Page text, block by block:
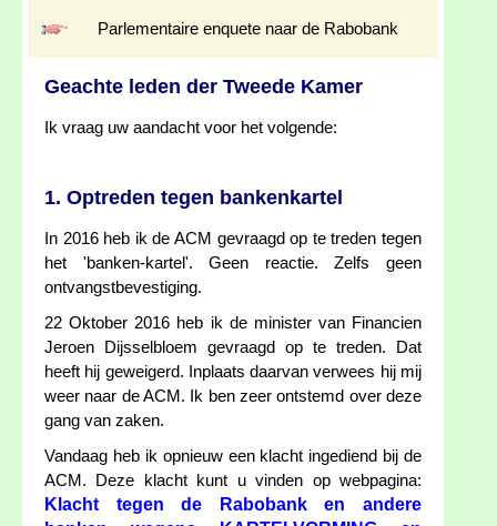
Parlementaire enquete naar de Rabobank
Geachte leden der Tweede Kamer
Ik vraag uw aandacht voor het volgende:
1. Optreden tegen bankenkartel
In 2016 heb ik de ACM gevraagd op te treden tegen
het 'banken-kartel'. Geen reactie. Zelfs geen
ontvangstbevestiging.
22 Oktober 2016 heb ik de minister van Financien
Jeroen Dijsselbloem gevraagd op te treden. Dat
heeft hij geweigerd. Inplaats daarvan verwees hij mij
weer naar de ACM. Ik ben zeer ontstemd over deze
gang van zaken.
Vandaag heb ik opnieuw een klacht ingediend bij de
ACM. Deze klacht kunt u vinden op webpagina:
Klacht tegen de Rabobank en andere